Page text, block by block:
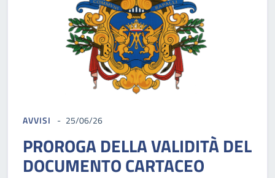
AVVISI 25/06/26
PROROGA DELLA VALIDITÀ DEL
DOCUMENTO CARTACEO